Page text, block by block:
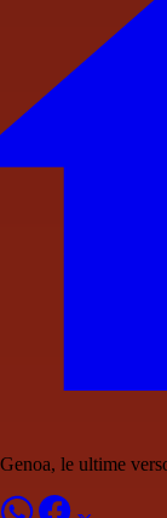
Genoa, le ultime